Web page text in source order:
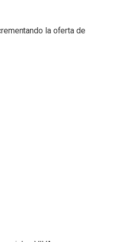
la oferta de